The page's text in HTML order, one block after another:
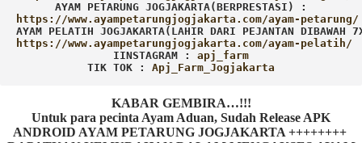
AYAM PETARUNG JOGJAKARTA(BERPRESTASI) :
AYAM PELATIH JOGJAKARTA(LAHIR DARI PEJANTAN DIBAWAH
IINSTAGRAM :
TIK TOK : Apj_Farm_Jogjakarta
KABAR GEMBIRA…!!!
Untuk para pecinta Ayam Aduan, Sudah Release APK
ANDROID AYAM PETARUNG JOGJAKARTA ++++++++